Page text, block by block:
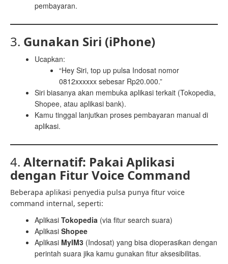
pembayaran.
3. Gunakan Siri (iPhone)
Ucapkan:
“Hey Siri, top up pulsa Indosat nomor
0812xxxxxx sebesar Rp20.000.”
Siri biasanya akan membuka aplikasi terkait (Tokopedia,
Shopee, atau aplikasi bank).
Kamu tinggal lanjutkan proses pembayaran manual di
aplikasi.
4. Alternatif: Pakai Aplikasi
dengan Fitur Voice Command
Beberapa aplikasi penyedia pulsa punya fitur voice
command internal, seperti:
Aplikasi Tokopedia (via fitur search suara)
Aplikasi Shopee
Aplikasi MyIM3 (Indosat) yang bisa dioperasikan dengan
perintah suara jika kamu gunakan fitur aksesibilitas.